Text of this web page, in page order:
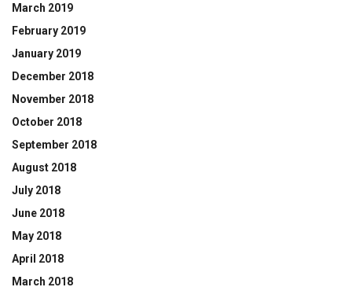
March 2019
February 2019
January 2019
December 2018
November 2018
October 2018
September 2018
August 2018
July 2018
June 2018
May 2018
April 2018
March 2018